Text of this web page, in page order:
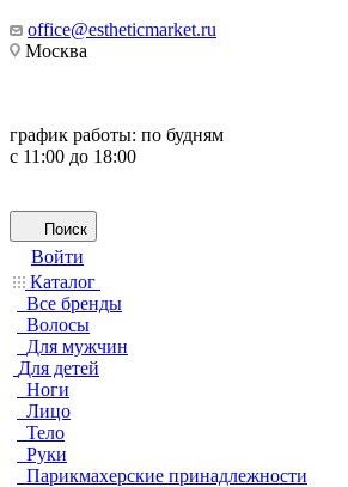
office@estheticmarket.ru
Москва
график работы: по будням
с 11:00 до 18:00
Поиск
Войти
Каталог
Все бренды
Волосы
Для мужчин
Для детей
Ноги
Лицо
Тело
Руки
Парикмахерские принадлежности